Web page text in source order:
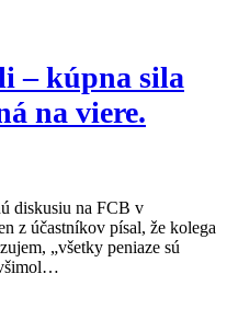
– kúpna sila
na viere.
diskusiu na FCB v
z účastníkov písal, že kolega
„všetky peniaze sú
všimol…